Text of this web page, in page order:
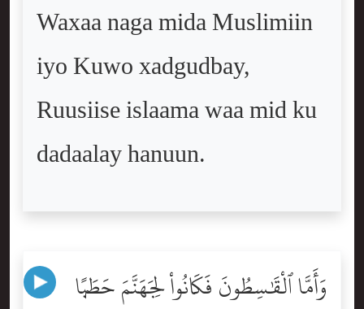
Waxaa naga mida Muslimiin
iyo Kuwo xadgudbay,
Ruusiise islaama waa mid ku
dadaalay hanuun.
وَأَمَّا ٱلْقَٰسِطُونَ فَكَانُواْ لِجَهَنَّمَ حَطَبًۭا